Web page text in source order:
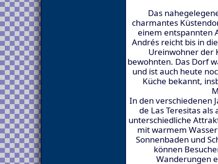
Das
charmantes
einem entspannten
Andrés reicht bis in
Ureinwohner der
bewohnten. Das Dorf
und ist auch heute
Küche bekannt,
In den verschiedenen
de Las Teresitas als
unterschiedliche
mit warmem
Sonnenbaden und
können
Wanderungen